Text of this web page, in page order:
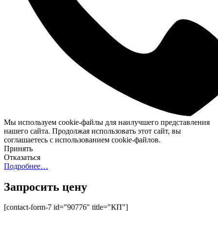
Мы используем cookie-файлы для наилучшего представления
нашего сайта. Продолжая использовать этот сайт, вы
соглашаетесь с использованием cookie-файлов.
Принять
Отказаться
Подробнее…
Запросить цену
[contact-form-7 id="90776" title="КП"]